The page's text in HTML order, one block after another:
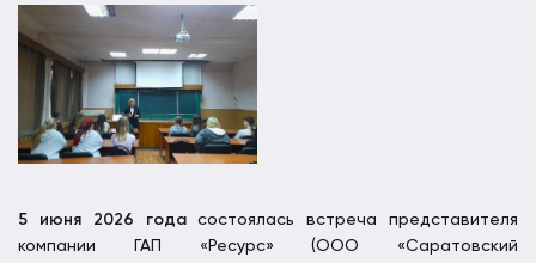
5 июня 2026 годасостоялась встреча представителя
компании ГАП «Ресурс» (ООО «Саратовский